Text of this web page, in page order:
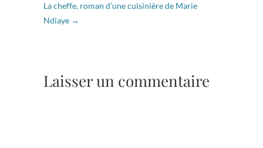
La cheffe, roman d’une cuisinière de Marie
Ndiaye →
Laisser un commentaire